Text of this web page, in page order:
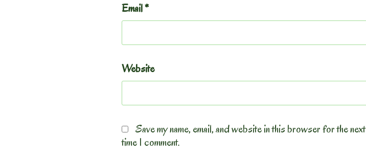
Email*
Website
Save my name, email, and website in this browser for the next
time I comment.